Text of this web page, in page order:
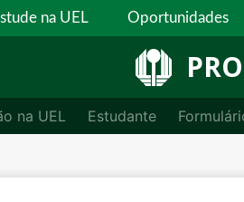
na UEL Oportunidades
na UEL Estudante